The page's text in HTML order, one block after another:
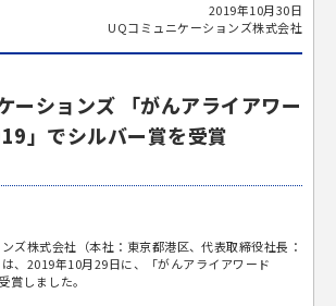
2019年10月30日
UQコミュニケーションズ株式会社
ーションズ 「がんアライアワー
」でシルバー賞を受賞
ズ株式会社（本社：東京都港区、代表取締役社長：
、2019年10月29日に、「がんアライアワード
賞しました。